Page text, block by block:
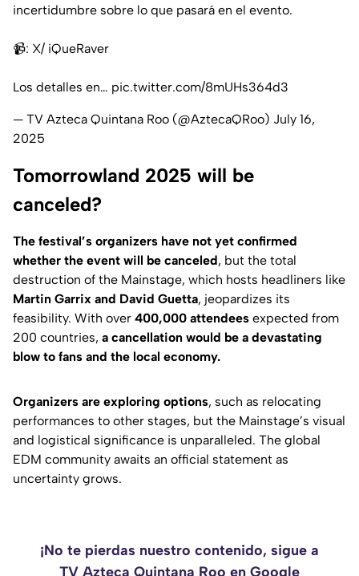
incertidumbre sobre lo que pasará en el evento.⁣
📹: X/ iQueRaver⁣
Los detalles en… pic.twitter.com/8mUHs364d3
— TV Azteca Quintana Roo (@AztecaQRoo) July 16,
2025
Tomorrowland 2025 will be
canceled?
The festival’s organizers have not yet confirmed
whether the event will be canceled, but the total
destruction of the Mainstage, which hosts headliners like
Martin Garrix and David Guetta, jeopardizes its
feasibility. With over 400,000 attendees expected from
200 countries, a cancellation would be a devastating
blow to fans and the local economy.
Organizers are exploring options, such as relocating
performances to other stages, but the Mainstage’s visual
and logistical significance is unparalleled. The global
EDM community awaits an official statement as
uncertainty grows.
¡No te pierdas nuestro contenido, sigue a
TV Azteca Quintana Roo en Google